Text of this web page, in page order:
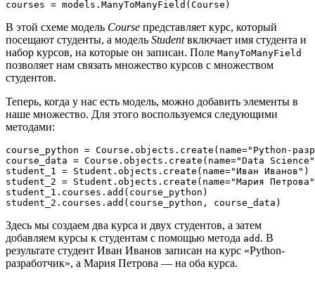
В этой схеме модель Course представляет курс, который
посещают студенты, а модель Studentвключает имя студента и
набор курсов, на которые он записан. Поле ManyToManyField
позволяет нам связать множество курсов с множеством
студентов.
Теперь, когда у нас есть модель, можно добавить элементы в
наше множество. Для этого воспользуемся следующими
методами:
course_python = Course.objects.create(name="Python-
course_data = Course.objects.create(name="Data
student_1 = Student.objects.create(name="Иван Иванов")
student_2 = Student.objects.create(name="Мария
student_1.courses.add(course_python)
Здесь мы создаем два курса и двух студентов, а затем
добавляем курсы к студентам с помощью метода add . В
результате студент Иван Иванов записан на курс «Python-
разработчик», а Мария Петрова — на оба курса.